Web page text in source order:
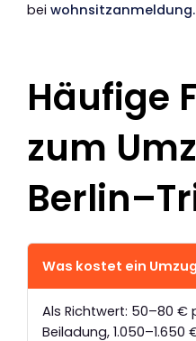
bei
Häufige
zum
Was kostet ein
Als Richtwert: 50–80 €
Beiladung,